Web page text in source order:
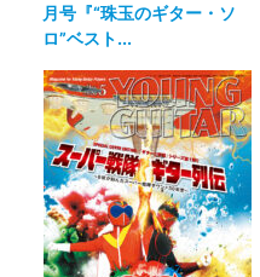
月号『“珠玉のギター・ソ
ロ”ベスト...